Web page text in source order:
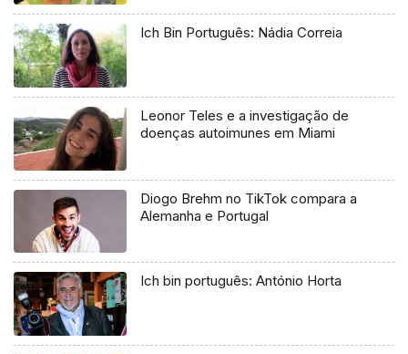
Ich Bin Português: Nádia Correia
Leonor Teles e a investigação de
doenças autoimunes em Miami
Diogo Brehm no TikTok compara a
Alemanha e Portugal
Ich bin português: António Horta